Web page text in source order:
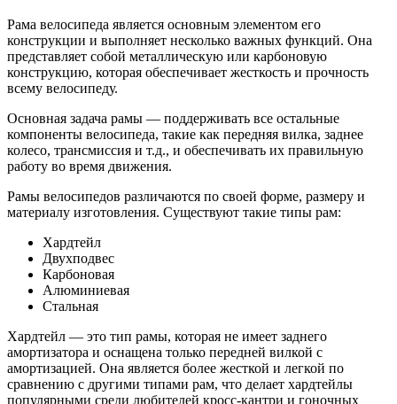
Рама велосипеда является основным элементом его
конструкции и выполняет несколько важных функций. Она
представляет собой металлическую или карбоновую
конструкцию, которая обеспечивает жесткость и прочность
всему велосипеду.
Основная задача рамы — поддерживать все остальные
компоненты велосипеда, такие как передняя вилка, заднее
колесо, трансмиссия и т.д., и обеспечивать их правильную
работу во время движения.
Рамы велосипедов различаются по своей форме, размеру и
материалу изготовления. Существуют такие типы рам:
Хардтейл
Двухподвес
Карбоновая
Алюминиевая
Стальная
Хардтейл — это тип рамы, которая не имеет заднего
амортизатора и оснащена только передней вилкой с
амортизацией. Она является более жесткой и легкой по
сравнению с другими типами рам, что делает хардтейлы
популярными среди любителей кросс-кантри и гоночных